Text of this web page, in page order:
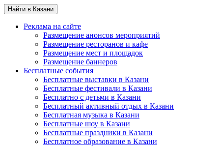
Найти в Казани
Реклама на сайте
Размещение анонсов мероприятий
Размещение ресторанов и кафе
Размещение мест и площадок
Размещение баннеров
Бесплатные события
Бесплатные выставки в Казани
Бесплатные фестивали в Казани
Бесплатно с детьми в Казани
Бесплатный активный отдых в Казани
Бесплатная музыка в Казани
Бесплатные шоу в Казани
Бесплатные праздники в Казани
Бесплатное образование в Казани